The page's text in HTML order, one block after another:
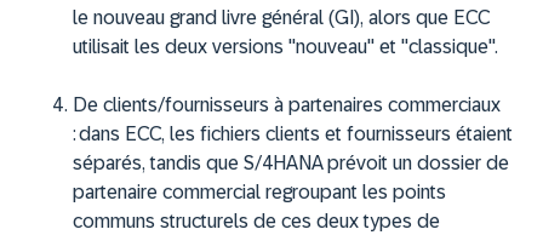
le nouveau grand livre général (GI), alors que ECC
utilisait les deux versions "nouveau" et "classique".
De clients/fournisseurs à partenaires commerciaux
:dans ECC, les fichiers clients et fournisseurs étaient
séparés, tandis que S/4HANA prévoit un dossier de
partenaire commercial regroupant les points
communs structurels de ces deux types de